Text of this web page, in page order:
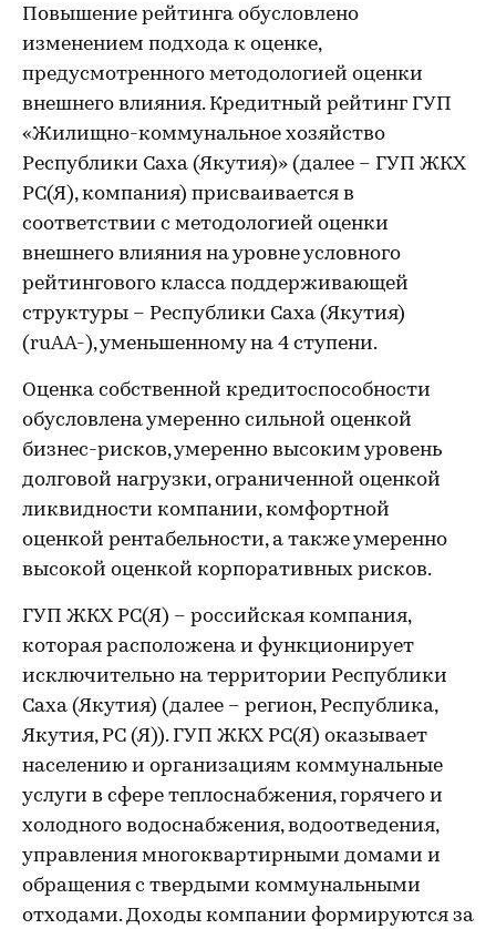
Повышение рейтинга обусловлено
изменением подхода к оценке,
предусмотренного методологией оценки
внешнего влияния. Кредитный рейтинг ГУП
«Жилищно-коммунальное хозяйство
Республики Саха (Якутия)» (далее – ГУП ЖКХ
РС(Я), компания) присваивается в
соответствии с методологией оценки
внешнего влияния на уровне условного
рейтингового класса поддерживающей
структуры – Республики Саха (Якутия)
(ruАА-), уменьшенному на 4 ступени.
Оценка собственной кредитоспособности
обусловлена умеренно сильной оценкой
бизнес-рисков, умеренно высоким уровень
долговой нагрузки, ограниченной оценкой
ликвидности компании, комфортной
оценкой рентабельности, а также умеренно
высокой оценкой корпоративных рисков.
ГУП ЖКХ РС(Я) – российская компания,
которая расположена и функционирует
исключительно на территории Республики
Саха (Якутия) (далее – регион, Республика,
Якутия, РС (Я)). ГУП ЖКХ РС(Я) оказывает
населению и организациям коммунальные
услуги в сфере теплоснабжения, горячего и
холодного водоснабжения, водоотведения,
управления многоквартирными домами и
обращения с твердыми коммунальными
отходами. Доходы компании формируются за